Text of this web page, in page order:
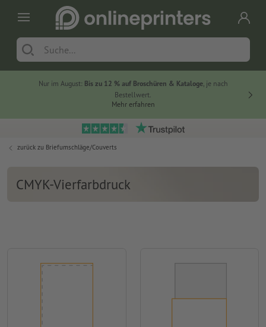
Nur im August: Bis zu 12 % auf Broschüren & Kataloge, je nach
Bestellwert.
Mehr erfahren
zurück zu Briefumschläge/Couverts
CMYK-Vierfarbdruck